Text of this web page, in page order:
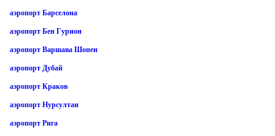
аэропорт Барселона
аэропорт Бен Гурион
аэропорт Варшава Шопен
аэропорт Дубай
аэропорт Краков
аэропорт Нурсултан
аэропорт Рига